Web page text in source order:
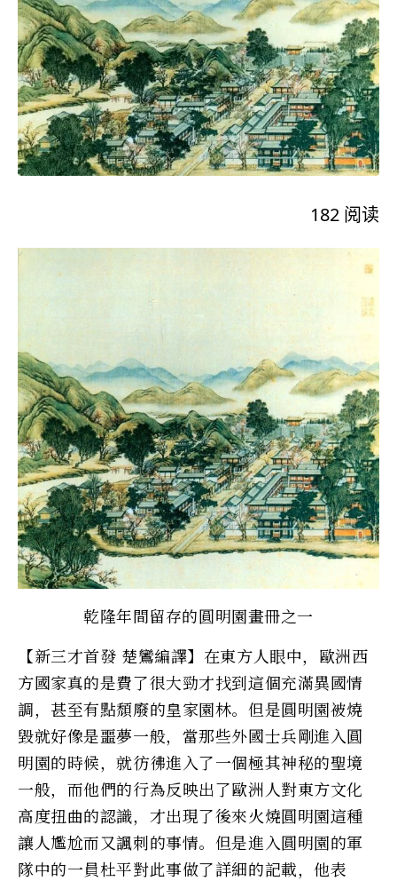
182 阅读
乾隆年間留存的圓明園畫冊之一
【新三才首發 楚鸞編譯】在東方人眼中，歐洲西
方國家真的是費了很大勁才找到這個充滿異國情
調，甚至有點頹廢的皇家園林。但是圓明園被燒
毀就好像是噩夢一般，當那些外國士兵剛進入圓
明園的時候，就彷彿進入了一個極其神秘的聖境
一般，而他們的行為反映出了歐洲人對東方文化
高度扭曲的認識，才出現了後來火燒圓明園這種
讓人尷尬而又諷刺的事情。但是進入圓明園的軍
隊中的一員杜平對此事做了詳細的記載，他表